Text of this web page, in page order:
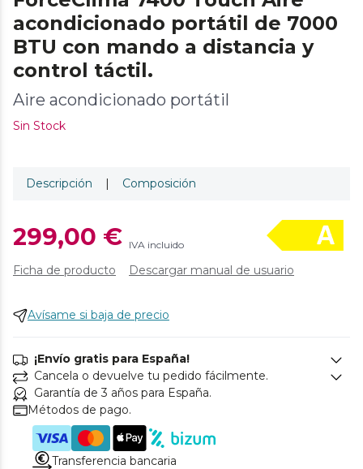
acondicionado portátil de 7000
BTU con mando a distancia y
control táctil.
Aire acondicionado portátil
Sin Stock
Descripción | Composición
299,00 € IVA incluido
Ficha de producto Descargar manual de usuario
Avísame si baja de precio
¡Envío gratis para España!
Cancela o devuelve tu pedido fácilmente.
Garantía de 3 años para España.
Métodos de pago.
Transferencia bancaria